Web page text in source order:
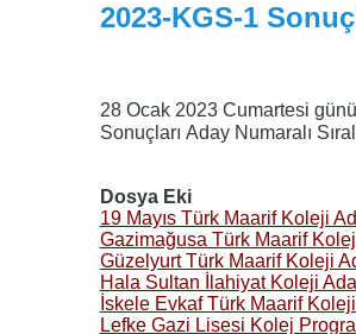
2023-KGS-1
28 Ocak 2023 Cumartesi
Sonuçları Aday Numaralı
Dosya Eki
19 Mayıs Türk Maarif Koleji
Gazimağusa Türk Maarif
Güzelyurt Türk Maarif Koleji
Hala Sultan İlahiyat Koleji
İskele Evkaf Türk Maarif
Lefke Gazi Lisesi Kolej